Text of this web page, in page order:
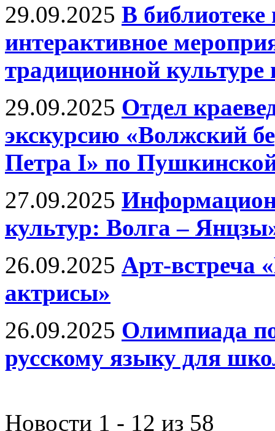
29.09.2025 В
интерактивное
традиционной культуре
29.09.2025 Отдел
экскурсию «Волжский
Петра I» по
27.09.2025
культур: Волга –
26.09.2025 Арт-встреча
актрисы»
26.09.2025 Олимпиада
русскому языку для
Новости 1 - 12 из 58